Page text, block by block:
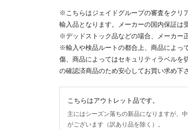
※こちらはジェイドグループの審査をクリ
輸入品となります。メーカーの国内保証は
※デッドストック品などの場合、メーカー
※輸入や検品ルートの都合上、商品によっ
傷、商品によってはセキュリティラベルを
の確認済商品のため安心してお買い求め下さ
こちらはアウトレット品です。
主にはシーズン落ちの新品になりますが、
がございます（訳あり品を除く）。